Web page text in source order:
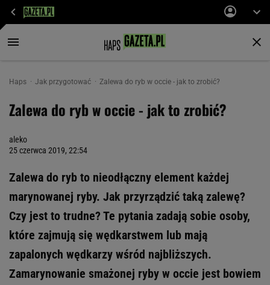
Haps Jak przygotować Zalewa do ryb w occie - jak to zrobić?
Zalewa do ryb w occie - jak to zrobić?
aleko
25 czerwca 2019, 22:54
Zalewa do ryb to nieodłączny element każdej
marynowanej ryby. Jak przyrządzić taką zalewę?
Czy jest to trudne? Te pytania zadają sobie osoby,
które zajmują się wędkarstwem lub mają
zapalonych wędkarzy wśród najbliższych.
Zamarynowanie smażonej ryby w occie jest bowiem